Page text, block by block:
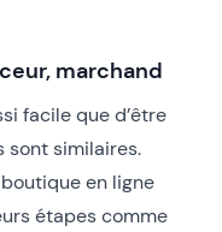
marchand
facile que d’être
sont similaires.
en ligne
étapes comme